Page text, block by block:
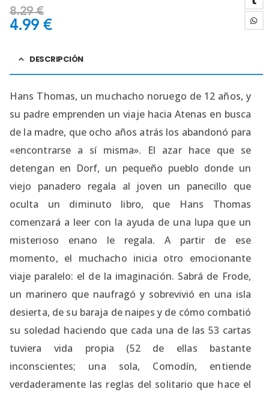
8.29€
4.99 €
DESCRIPCIÓN
Hans Thomas, un muchacho noruego de 12 años, y
su padre emprenden un viaje hacia Atenas en busca
de la madre, que ocho años atrás los abandonó para
«encontrarse a sí misma». El azar hace que se
detengan en Dorf, un pequeño pueblo donde un
viejo panadero regala al joven un panecillo que
oculta un diminuto libro, que Hans Thomas
comenzará a leer con la ayuda de una lupa que un
misterioso enano le regala. A partir de ese
momento, el muchacho inicia otro emocionante
viaje paralelo: el de la imaginación. Sabrá de Frode,
un marinero que naufragó y sobrevivió en una isla
desierta, de su baraja de naipes y de cómo combatió
su soledad haciendo que cada una de las 53 cartas
tuviera vida propia (52 de ellas bastante
inconscientes; una sola, Comodín, entiende
verdaderamente las reglas del solitario que hace el